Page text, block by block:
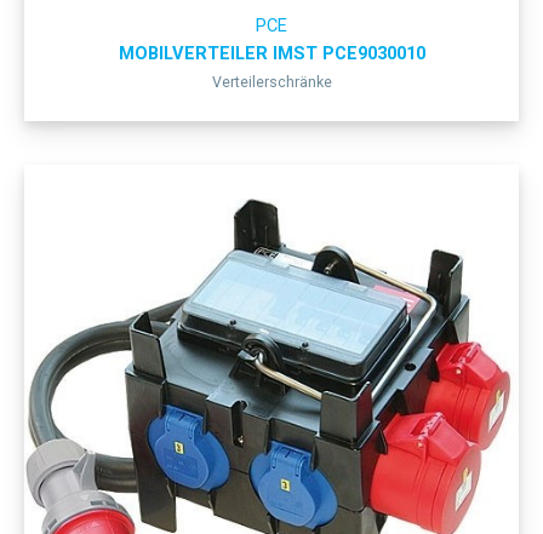
PCE
MOBILVERTEILER IMST PCE9030010
Verteilerschränke